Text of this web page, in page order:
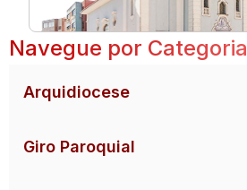
Navegue por Categoria
Arquidiocese
Giro Paroquial